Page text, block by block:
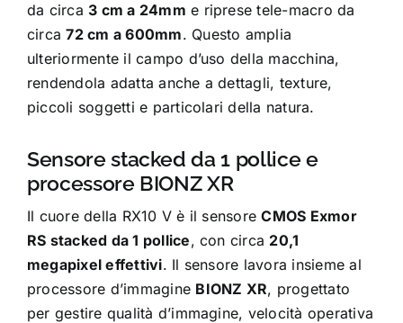
da circa3 cm a 24mm e riprese tele-macro da
circa72 cm a 600mm. Questo amplia
ulteriormente il campo d’uso della macchina,
rendendola adatta anche a dettagli, texture,
piccoli soggetti e particolari della natura.
Sensore stacked da 1 pollice e
processore BIONZ XR
Il cuore della RX10 V è il sensoreCMOS Exmor
RS stacked da 1 pollice, con circa 20,1
megapixel effettivi. Il sensore lavora insieme al
processore d’immagine BIONZ XR, progettato
per gestire qualità d’immagine, velocità operativa